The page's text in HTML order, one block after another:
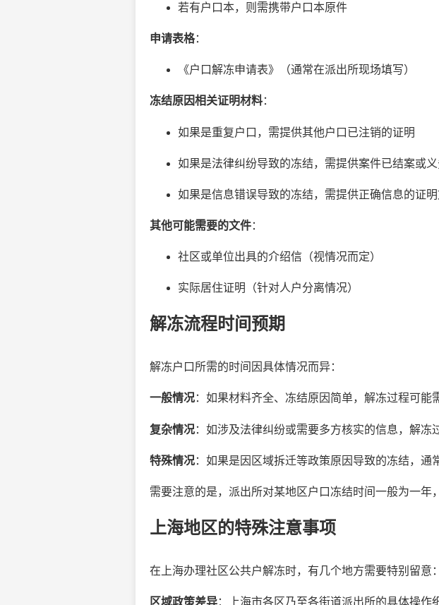
若有户口本，则需携带户口本原件
申请表格：
《户口解冻申请表》（通常在派出所现场填写）
冻结原因相关证明材料：
如果是重复户口，需提供其他户口已注销的证明
如果是法律纠纷导致的冻结，需提供案件已结案或
如果是信息错误导致的冻结，需提供正确信息的证
其他可能需要的文件：
社区或单位出具的介绍信（视情况而定）
实际居住证明（针对人户分离情况）
解冻流程时间预期
解冻户口所需的时间因具体情况而异：
一般情况：如果材料齐全、冻结原因简单，解冻过程可能
复杂情况：如涉及法律纠纷或需要多方核实的信息，解冻
特殊情况：如果是因区域拆迁等政策原因导致的冻结，通
需要注意的是，派出所对某地区户口冻结时间一般为一年
上海地区的特殊注意事项
在上海办理社区公共户解冻时，有几个地方需要特别留意：
区域政策差异：上海市各区乃至各街道派出所的具体操